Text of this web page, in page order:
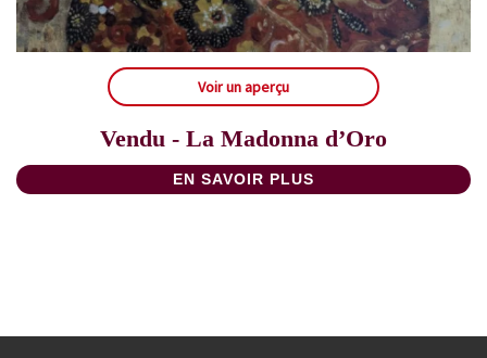
Voir un aperçu
Vendu - La Madonna d’Oro
EN SAVOIR PLUS